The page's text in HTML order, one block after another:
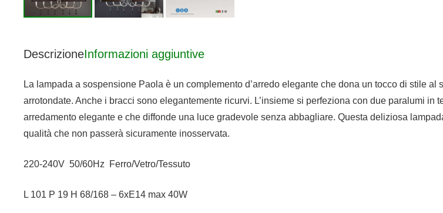
DescrizioneInformazioni aggiuntive
La lampada a sospensione Paola è un complemento d’arredo elegante che dona un tocco di stile
arrotondate. Anche i bracci sono elegantemente ricurvi. L’insieme si perfeziona con due paralumi
arredamento elegante e che diffonde una luce gradevole senza abbagliare. Questa deliziosa
qualità che non passerà sicuramente inosservata.
220-240V 50/60Hz Ferro/Vetro/Tessuto
L 101 P 19 H 68/168 – 6xE14 max 40W